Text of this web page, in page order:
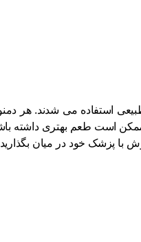
استفاده می شدند. هر
ممکن است طعم بهتری داشته
با پزشک خود در میان